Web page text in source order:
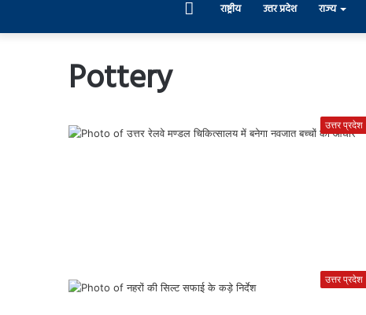
राष्ट्रीय उत्तर प्रदेश राज्य
Pottery
उत्तर प्रदेश
उत्तर प्रदेश